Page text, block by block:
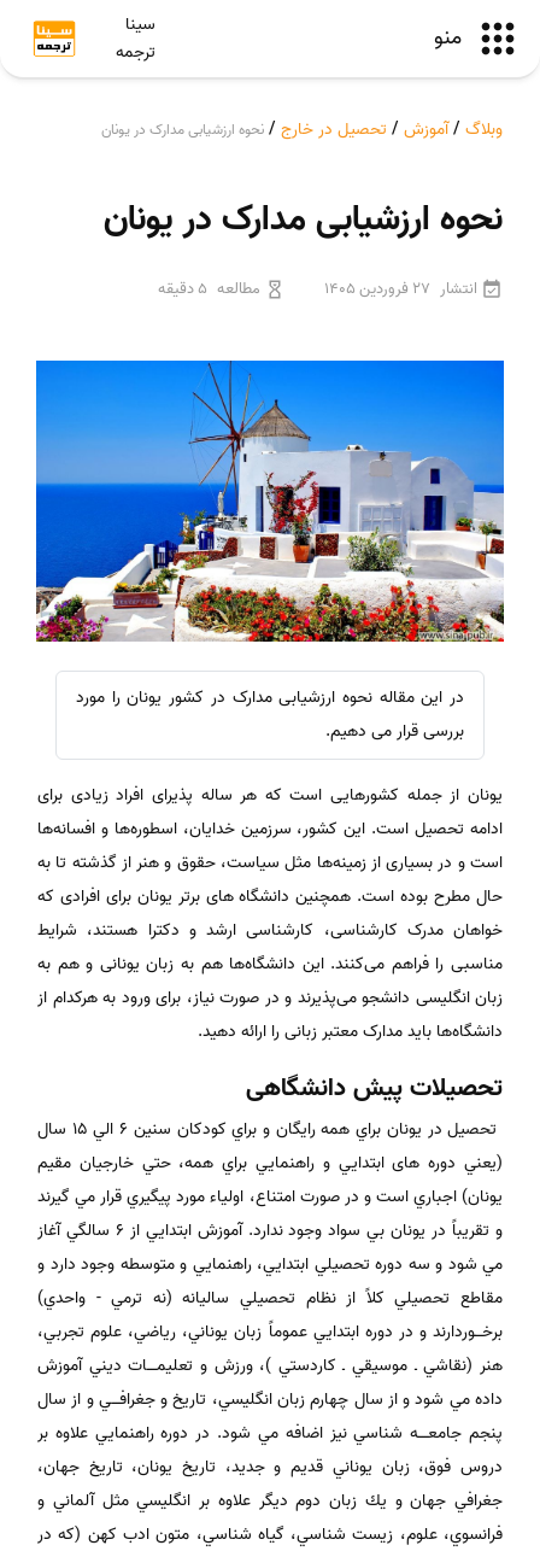
منو
سینا
ترجمه
وبلاگ /آموزش / تحصیل در خارج / نحوه ارزشیابی مدارک در یونان
نحوه ارزشیابی مدارک در یونان
انتشار 27 فروردین 1405 مطالعه 5 دقیقه
در این مقاله نحوه ارزشیابی مدارک در کشور یونان را مورد
بررسی قرار می دهیم.
یونان از‌ جمله کشور‌هایی است که هر ساله پذیرای افراد زیادی برای
ادامه تحصیل است. این کشور، سرزمین خدایان، اسطوره‌ها و افسانه‌ها
است و در بسیاری از زمینه‌ها مثل سیاست، حقوق و هنر از گذشته تا به‌
حال مطرح بوده است. همچنین دانشگاه های برتر یونان برای افرادی که
خواهان مدرک کارشناسی، کارشناسی ارشد و دکترا هستند، شرایط
مناسبی را فراهم می‌کنند. این دانشگاه‌ها هم به زبان یونانی و هم به
زبان انگلیسی دانشجو می‌پذیرند و در صورت نیاز، برای ورود به هرکدام از
دانشگاه‌‌ها باید مدارک معتبر زبانی را ارائه دهید.
تحصيلات‌ پيش‌ دانشگاهی
تحصيل در يونان براي همه رايگان و براي كودكان سنين 6 الي 15 سال
(يعني دوره های ابتدايي و راهنمايي براي همه، حتي خارجيان مقيم
يونان) اجباري است و در صورت امتناع، اولياء مورد پيگيري قرار مي گيرند
و تقريباً در يونان بي سواد وجود ندارد. آموزش ابتدايي از 6 سالگي آغاز
مي شود و سه دوره تحصيلي ابتدايي، راهنمايي و متوسطه وجود دارد و
مقاطع تحصيلي كلاً از نظام تحصيلي ساليانه (نه ترمي - واحدي)
برخـــوردارند و در دوره ابتدايي عموماً زبان يوناني، رياضي، علوم تجربي،
هنر (نقاشي ـ موسيقي ـ كاردستي )، ورزش و تعليمــــات ديني آموزش
داده مي شود و از سال چهارم زبان انگليسي، تاريخ و جغرافـــي و از سال
پنجم جامعــــه شناسي نيز اضافه مي شود. در دوره راهنمايي علاوه بر
دروس فوق، زبان يوناني قديم و جديد، تاريخ يونان، تاريخ جهان،
جغرافي جهان و يك زبان دوم ديگر علاوه بر انگليسي مثل آلماني و
فرانسوي، علوم، زيست شناسي، گياه شناسي، متون ادب كهن (كه در